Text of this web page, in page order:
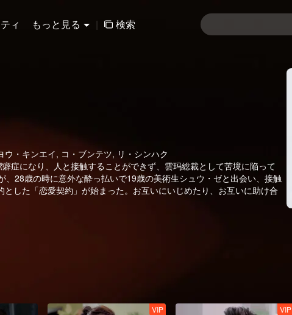
ィ もっと見る | 検索
・キンエイ, コ・ブンテツ, リ・シンハク
症になり、人と接触することができず、雲玛総裁として苦境に陥って
28歳の時に意外な酔っ払いで19歳の美術生シュウ・ゼと出会い、接触
した「恋愛契約」が始まった。お互いにいじめたり、お互いに助け合
り戻した。シュウ・ゼの身回りの2人の姉妹も、勉強家と勉強神の高
女神と芸術の鬼才の恋の駆け引きの物語に、みんながそれぞれ自分の
成長を経て再び出会い、最終的には恋人になった。
VIP VIP